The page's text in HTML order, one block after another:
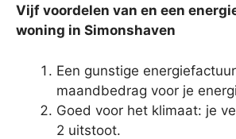
Vijf voordelen van en een
woning in Simonshaven
Een gunstige
maandbedrag voor je
Goed voor het klimaat: je
2 uitstoot.